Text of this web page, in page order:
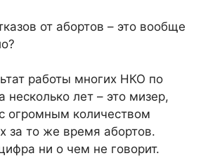
от абортов – это вообще
работы многих НКО по
несколько лет – это мизер,
огромным количеством
за то же время абортов.
ни о чем не говорит.